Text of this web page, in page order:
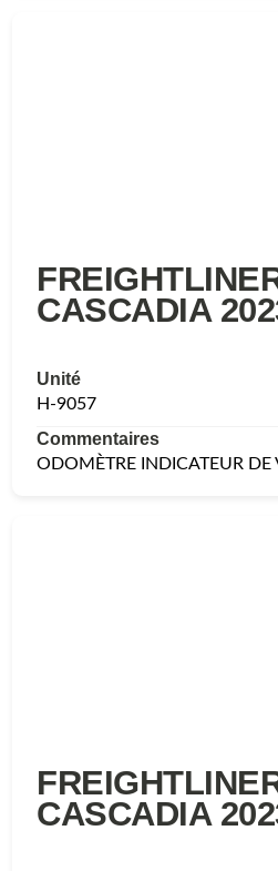
CASCADIA
Unité
H-9057
Commentaires
ODOMÈTRE INDICATEUR DE
CASCADIA